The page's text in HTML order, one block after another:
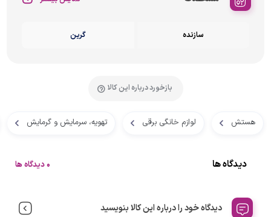
سازنده گرین
بازخورد درباره این کالا
هستش لوازم خانگی برقی تهویه، سرمایش و گرمایش
دیدگاه ها 0 دیدگاه ها
دیدگاه خود را درباره این کالا بنویسید